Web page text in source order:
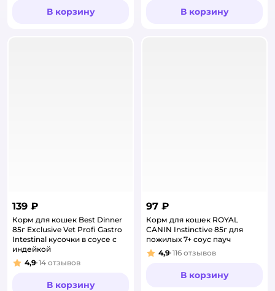
В корзину В корзину
139 ₽
Корм для кошек Best Dinner
85г Exclusive Vet Profi Gastro
Intestinal кусочки в соусе с
индейкой
Рейтинг:
4,9 14 отзывов
В корзину
97 ₽
Корм для кошек ROYAL
CANIN Instinctive 85г для
пожилых 7+ соус пауч
Рейтинг:
4,9 116 отзывов
В корзину